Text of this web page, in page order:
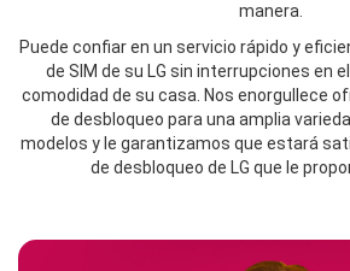
manera.
Puede confiar en un servicio rápido y
de SIM de su LG sin interrupciones en
comodidad de su casa. Nos enorgullece
de desbloqueo para una amplia
modelos y le garantizamos que estará
de desbloqueo de LG que le